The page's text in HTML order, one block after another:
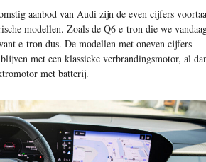
aanbod van Audi zijn de even cijfers
modellen. Zoals de Q6 e-tron die we
e-tron dus. De modellen met oneven cijfers
met een klassieke verbrandingsmotor, al
met batterij.